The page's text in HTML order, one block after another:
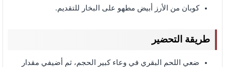
كوبان من الأرز أبيض مطهو على البخار للتقديم.
طريقة التحضير
ضعي اللحم البقري في وعاء كبير الحجم، ثم أضيفي مقدار